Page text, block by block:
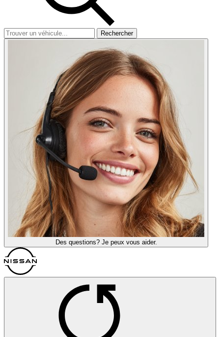
Rechercher
Des questions? Je peux vous aider.